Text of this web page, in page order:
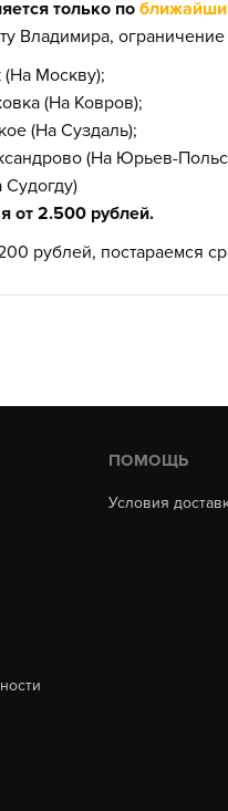
только по
Владимира,
Москву);
(На Ковров);
(На Суздаль);
(На Юрьев-
от 2.500 рублей.
рублей, постараемся
ПОМОЩЬ
Условия